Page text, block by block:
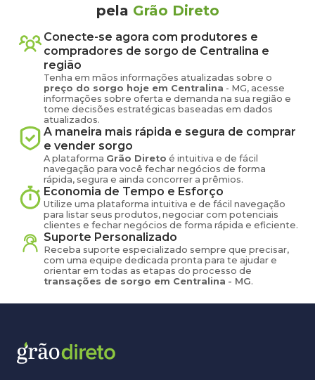
pela Grão Direto
Conecte-se agora com produtores e
compradores de sorgo de Centralina e
região
Tenha em mãos informações atualizadas sobre o
preço do sorgo hoje em Centralina - MG, acesse
informações sobre oferta e demanda na sua região e
tome decisões estratégicas baseadas em dados
atualizados.
A maneira mais rápida e segura de comprar
e vender sorgo
A plataforma Grão Direto é intuitiva e de fácil
navegação para você fechar negócios de forma
rápida, segura e ainda concorrer a prêmios.
Economia de Tempo e Esforço
Utilize uma plataforma intuitiva e de fácil navegação
para listar seus produtos, negociar com potenciais
clientes e fechar negócios de forma rápida e eficiente.
Suporte Personalizado
Receba suporte especializado sempre que precisar,
com uma equipe dedicada pronta para te ajudar e
orientar em todas as etapas do processo de
transações de sorgo em Centralina - MG.